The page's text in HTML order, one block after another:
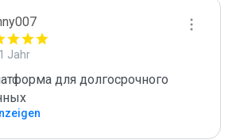
Jahr
для долгосрочного